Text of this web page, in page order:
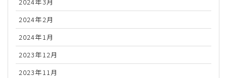
2024年3月
2024年2月
2024年1月
2023年12月
2023年11月